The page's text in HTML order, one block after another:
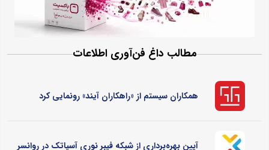
مطالب داغ فن‌آوری اطلاعات
همکاران سیستم از «راهکاران آیند» رونمایی کرد
آیین بهره‌برداری از شبکه فیبر نوری آسیاتک در روانسر